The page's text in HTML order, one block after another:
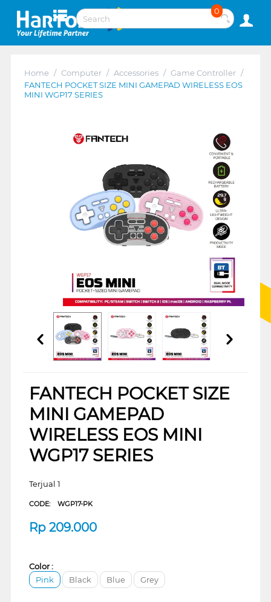
0
Home / Computer / Accessories / Game Controller /
FANTECH POCKET SIZE MINI GAMEPAD WIRELESS EOS
MINI WGP17 SERIES
FANTECH POCKET SIZE
MINI GAMEPAD
WIRELESS EOS MINI
WGP17 SERIES
Terjual 1
CODE: WGP17-PK
Rp 209.000
Color :
Pink
Black Blue Grey